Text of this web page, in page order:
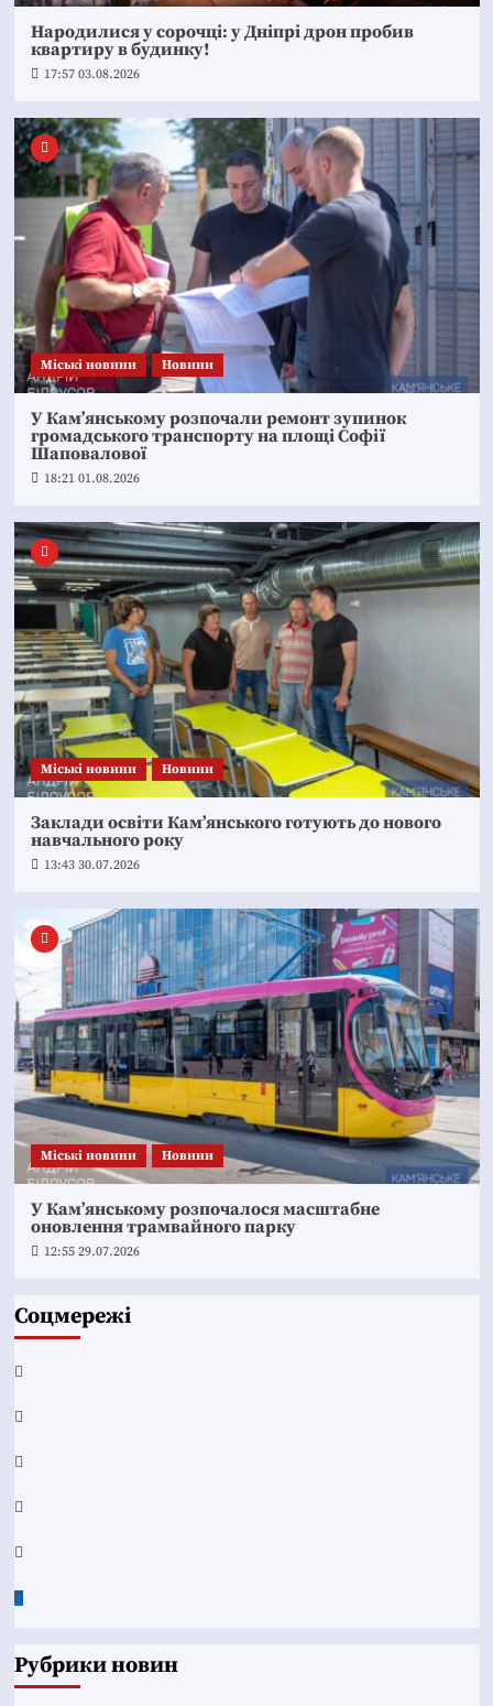
Народилися у сорочці: у Дніпрі дрон пробив
квартиру в будинку!
17:57 03.08.2026
Mіські новини Новини
У Кам’янському розпочали ремонт зупинок
громадського транспорту на площі Софії
Шаповалової
18:21 01.08.2026
Mіські новини Новини
Заклади освіти Кам’янського готують до нового
навчального року
13:43 30.07.2026
Mіські новини Новини
У Кам’янському розпочалося масштабне
оновлення трамвайного парку
12:55 29.07.2026
Соцмережі
Facebook
YouTube
Telegram
Instagram
Twitter
Google
Рубрики новин